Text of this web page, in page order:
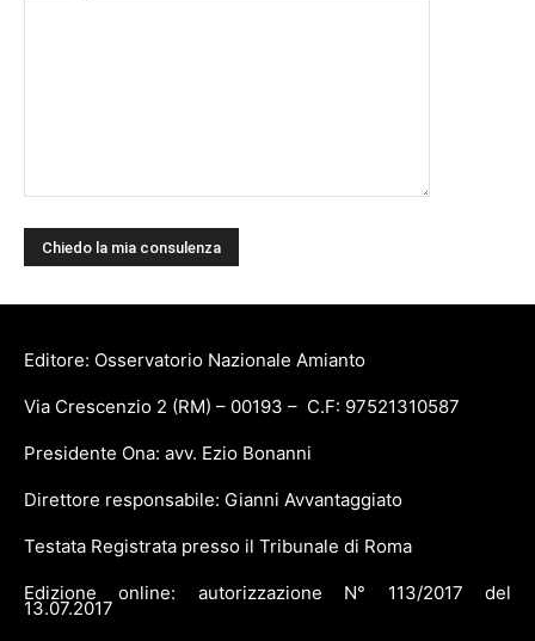
Editore: Osservatorio Nazionale Amianto
Via Crescenzio 2 (RM) – 00193 – C.F: 97521310587
Presidente Ona: avv. Ezio Bonanni
Direttore responsabile: Gianni Avvantaggiato
Testata Registrata presso il Tribunale di Roma
Edizione online: autorizzazione N° 113/2017 del
13.07.2017